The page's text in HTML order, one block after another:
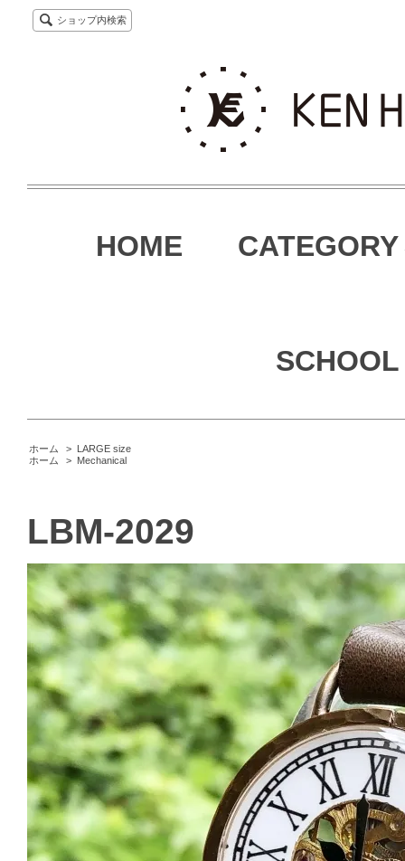
ショップ内検索
HOME CATEGORY
SCHOOL
ホーム > LARGE size
ホーム
> Mechanical
LBM-2029